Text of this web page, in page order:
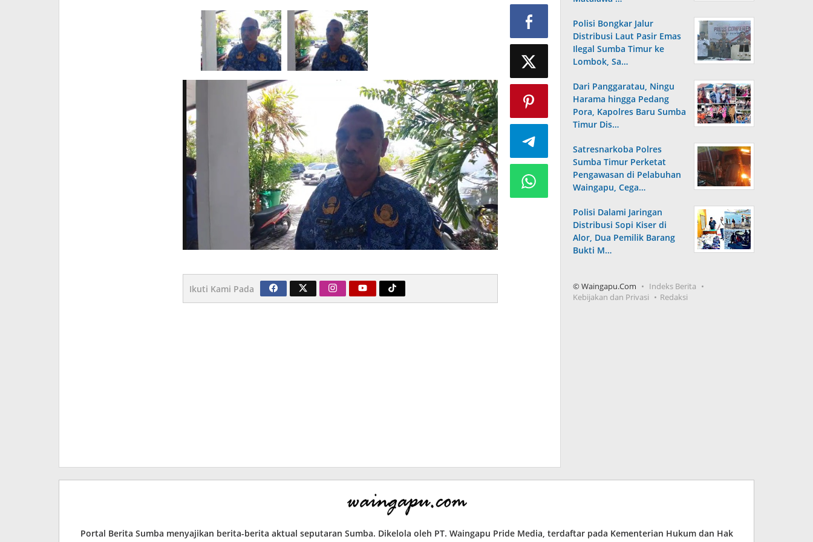
Ikuti Kami Pada
Polisi Bongkar Jalur
Distribusi Laut Pasir Emas
Ilegal Sumba Timur ke
Lombok, Sa…
Dari Panggaratau, Ningu
Harama hingga Pedang
Pora, Kapolres Baru Sumba
Timur Dis…
Satresnarkoba Polres
Sumba Timur Perketat
Pengawasan di Pelabuhan
Waingapu, Cega…
Polisi Dalami Jaringan
Distribusi Sopi Kiser di
Alor, Dua Pemilik Barang
Bukti M…
© Waingapu.Com
Indeks Berita
Kebijakan dan Privasi
Redaksi
Portal Berita Sumba menyajikan berita-berita aktual seputaran Sumba. Dikelola oleh PT. Waingapu Pride Media, terdaftar pada Kementerian Hukum dan Hak